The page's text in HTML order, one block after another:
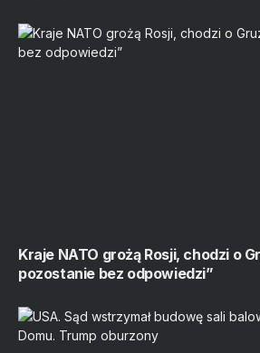
Kraje NATO grożą Rosji, chodzi o
pozostanie bez odpowiedzi”